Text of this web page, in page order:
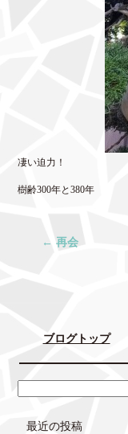
凄い迫力！
樹齢300年と380年
← 再会
ブログトップ
最近の投稿